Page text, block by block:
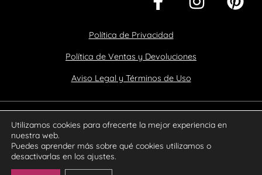
Política de Privacidad
Política de Ventas y Devoluciones
Aviso Legal y Términos de Uso
Diseño y Desarrollo web por
Utilizamos cookies para ofrecerte la mejor experiencia en
nuestra web.
Puedes aprender más sobre qué cookies utilizamos o
desactivarlas en los ajustes.